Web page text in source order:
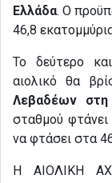
Ελλάδα. Ο
46,8
Το δεύτερο
αιολικό θα
Λεβαδέων
σταθμού
να φτάσει στα
Η ΑΙΟΛΙΚΗ